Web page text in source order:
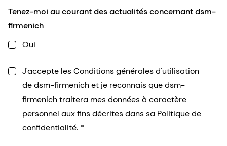
Tenez-moi au courant des actualités concernant dsm-
firmenich
Oui
J'accepte les Conditions générales d'utilisation
de dsm-firmenich et je reconnais que dsm-
firmenich traitera mes données à caractère
personnel aux fins décrites dans sa Politique de
confidentialité.